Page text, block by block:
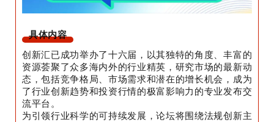
具体内容
创新汇已成功举办了十六届，以其独特的角度、丰富的
资源荟聚了众多海内外的行业精英，研究市场的最新动
态，包括竞争格局、市场需求和潜在的增长机会，成为
了行业创新趋势和投资行情的极富影响力的专业发布交
流平台。
为引领行业科学的可持续发展，论坛将围绕法规创新主